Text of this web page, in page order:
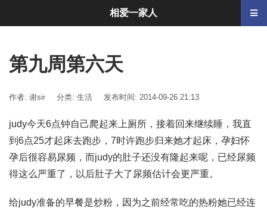
第九周第六天
作者: 谢sir 分类: 生活 发布时间: 2014-09-26 21:13
judy今天6点钟自己爬起来上厕所，接着回来继续睡，我直
到6点25才起床去跑步，7时许跑步归来她才起床，孕妇怀
孕后很容易尿频，而judy的肚子还没有隆起来呢，已经尿频
得这么严重了，以后肚子大了尿频估计会更严重。
给judy准备的早餐是炒粉，因为之前经常吃的热粉她已经连
相爱一家人